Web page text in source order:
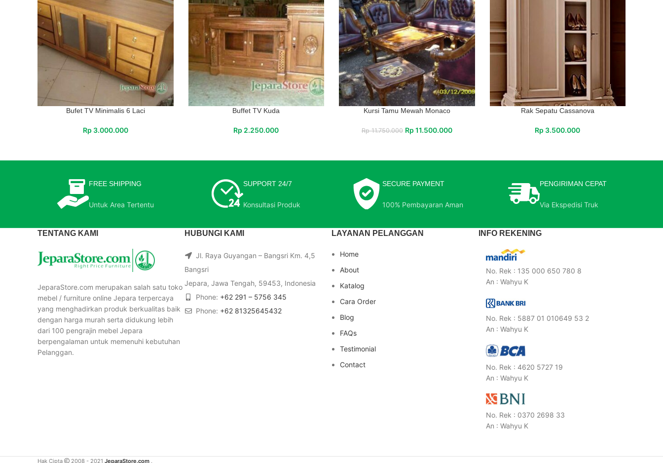
Bufet TV Minimalis 6 Laci
Rp 3.000.000
Buffet TV Kuda
Rp 2.250.000
Kursi Tamu Mewah Monaco
Rp11.750.000 Rp 11.500.000
Rak Sepatu Cassanova
Rp 3.500.000
FREE SHIPPING
Untuk Area Tertentu
SUPPORT 24/7
Konsultasi Produk
SECURE PAYMENT
100% Pembayaran Aman
PENGIRIMAN CEPAT
Via Ekspedisi Truk
TENTANG KAMI
JeparaStore.com merupakan salah satu toko
mebel / furniture online Jepara terpercaya
yang menghadirkan produk berkualitas baik
dengan harga murah serta didukung lebih
dari 100 pengrajin mebel Jepara
berpengalaman untuk memenuhi kebutuhan
Pelanggan.
HUBUNGI KAMI
Jl. Raya Guyangan – Bangsri Km. 4,5
Bangsri
Jepara, Jawa Tengah, 59453, Indonesia
Phone: +62 291 – 5756 345
Phone: +62 81325645432
LAYANAN PELANGGAN
Home
About
Katalog
Cara Order
Blog
FAQs
Testimonial
Contact
INFO REKENING
No. Rek : 135 000 650 780 8
An : Wahyu K
No. Rek : 5887 01 010649 53 2
An : Wahyu K
No. Rek : 4620 5727 19
An : Wahyu K
No. Rek : 0370 2698 33
An : Wahyu K
Hak Cipta 2008 - 2021 JeparaStore.com .